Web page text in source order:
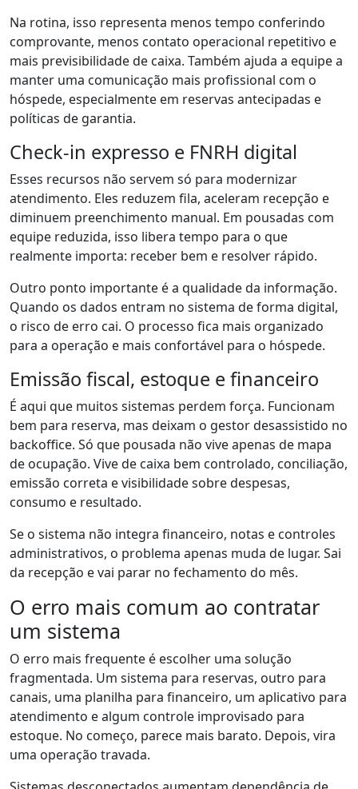
Na rotina, isso representa menos tempo conferindo
comprovante, menos contato operacional repetitivo e
mais previsibilidade de caixa. Também ajuda a equipe a
manter uma comunicação mais profissional com o
hóspede, especialmente em reservas antecipadas e
políticas de garantia.
Check-in expresso e FNRH digital
Esses recursos não servem só para modernizar
atendimento. Eles reduzem fila, aceleram recepção e
diminuem preenchimento manual. Em pousadas com
equipe reduzida, isso libera tempo para o que
realmente importa: receber bem e resolver rápido.
Outro ponto importante é a qualidade da informação.
Quando os dados entram no sistema de forma digital,
o risco de erro cai. O processo fica mais organizado
para a operação e mais confortável para o hóspede.
Emissão fiscal, estoque e financeiro
É aqui que muitos sistemas perdem força. Funcionam
bem para reserva, mas deixam o gestor desassistido no
backoffice. Só que pousada não vive apenas de mapa
de ocupação. Vive de caixa bem controlado, conciliação,
emissão correta e visibilidade sobre despesas,
consumo e resultado.
Se o sistema não integra financeiro, notas e controles
administrativos, o problema apenas muda de lugar. Sai
da recepção e vai parar no fechamento do mês.
O erro mais comum ao contratar
um sistema
O erro mais frequente é escolher uma solução
fragmentada. Um sistema para reservas, outro para
canais, uma planilha para financeiro, um aplicativo para
atendimento e algum controle improvisado para
estoque. No começo, parece mais barato. Depois, vira
uma operação travada.